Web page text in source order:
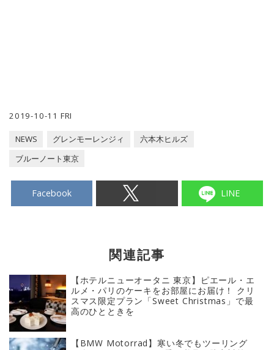
2019-10-11 FRI
NEWS グレンモーレンジィ
六本木ヒルズ
ブルーノート東京
Facebook LINE
関連記事
【ホテルニューオータニ 東京】ピエール・エ
ルメ・パリのケーキをお部屋にお届け！ クリ
スマス限定プラン「Sweet Christmas」で最
高のひとときを
【BMW Motorrad】寒い冬でもツーリング